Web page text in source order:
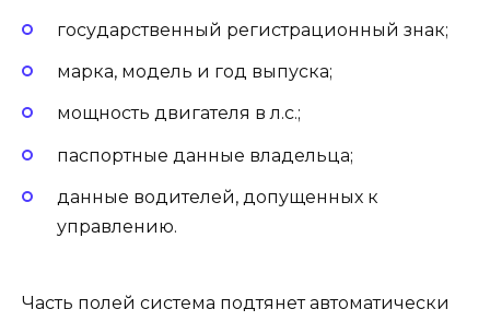
государственный регистрационный знак;
марка, модель и год выпуска;
мощность двигателя в л.с.;
паспортные данные владельца;
данные водителей, допущенных к
управлению.
Часть полей система подтянет автоматически